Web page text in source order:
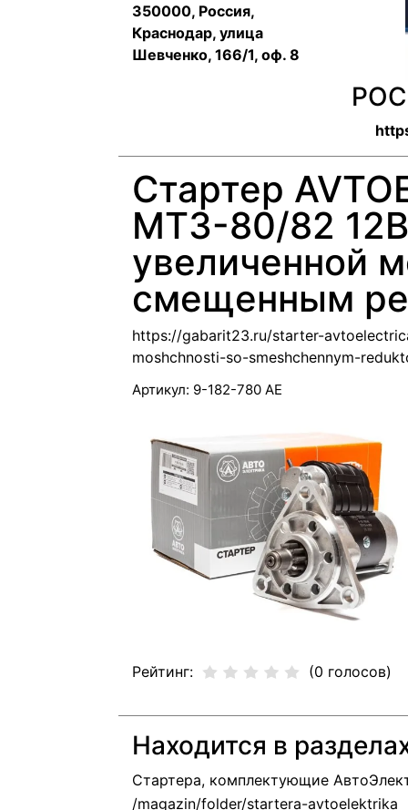
350000, Россия,
Краснодар, улица
Шевченко, 166/1, оф. 8
Стартер
МТЗ-80/82
увеличенной
смещенным
https://gabarit23.ru/starter-
moshchnosti-so-smeshchennym-
Артикул: 9-182-780 AE
Рейтинг: (0 голосов)
Находится в
Стартера, комплектующие